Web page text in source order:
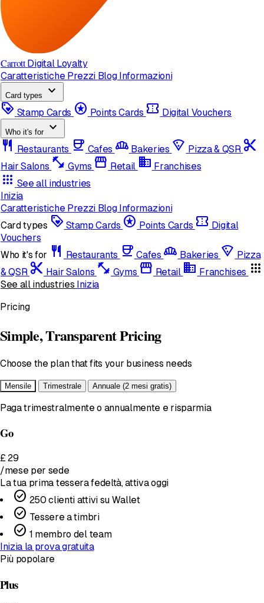
Carrott Digital Loyalty
Caratteristiche Prezzi Blog Informazioni
Card types
expand_more
loyalty Stamp Cards stars Points Cards confirmation_number Digital Vouchers
Who it's for expand_more
restaurant Restaurants coffee Cafes bakery_dining Bakeries local_pizza Pizza & QSR content_cut
Hair Salons fitness_center Gyms storefront Retail domain Franchises
apps See all industries
Inizia
Caratteristiche Prezzi Blog Informazioni
Card types loyalty Stamp Cards stars Points Cards confirmation_number Digital
Vouchers
Who it's for restaurant Restaurants coffee Cafes bakery_dining Bakeries local_pizza Pizza
& QSR content_cut Hair Salons fitness_center Gyms storefront Retail domain Franchises apps
See all industries Inizia
Pricing
Simple, Transparent Pricing
Choose the plan that fits your business needs
Mensile Trimestrale Annuale(2 mesi gratis)
Paga trimestralmente o annualmente e risparmia
Go
£ 29
/mese per sede
La tua prima tessera fedeltà, attiva oggi
check_circle 250 clienti attivi su Wallet
check_circle Tessere a timbri
check_circle 1 membro del team
Inizia la prova gratuita
Più popolare
Plus